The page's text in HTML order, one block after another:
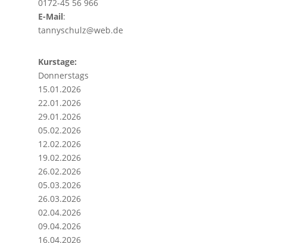
0172-45 56 966
E-Mail:
tannyschulz@web.de
Kurstage:
Donnerstags
15.01.2026
22.01.2026
29.01.2026
05.02.2026
12.02.2026
19.02.2026
26.02.2026
05.03.2026
26.03.2026
02.04.2026
09.04.2026
16.04.2026